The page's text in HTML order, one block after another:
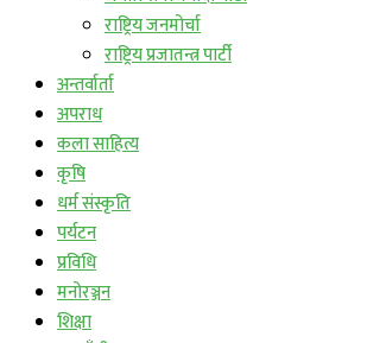
राष्ट्रिय जनमोर्चा
राष्ट्रिय प्रजातन्त्र पार्टी
अन्तर्वार्ता
अपराध
कला साहित्य
कृषि
धर्म संस्कृति
पर्यटन
प्रविधि
मनोरञ्जन
शिक्षा